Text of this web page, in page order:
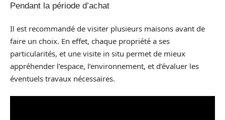
Pendant la période d’achat
Il est recommandé de visiter plusieurs maisons avant de
faire un choix. En effet, chaque propriété a ses
particularités, et une visite in situ permet de mieux
appréhender l’espace, l’environnement, et d’évaluer les
éventuels travaux nécessaires.